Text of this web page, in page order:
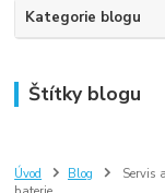
Kategorie blogu
Štítky blogu
Úvod Blog
Servis